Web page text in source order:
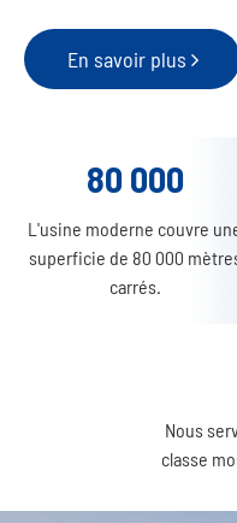
En savoir plus
80 000
L'usine moderne couvre
superficie de 80 000
carrés.
Nous
classe